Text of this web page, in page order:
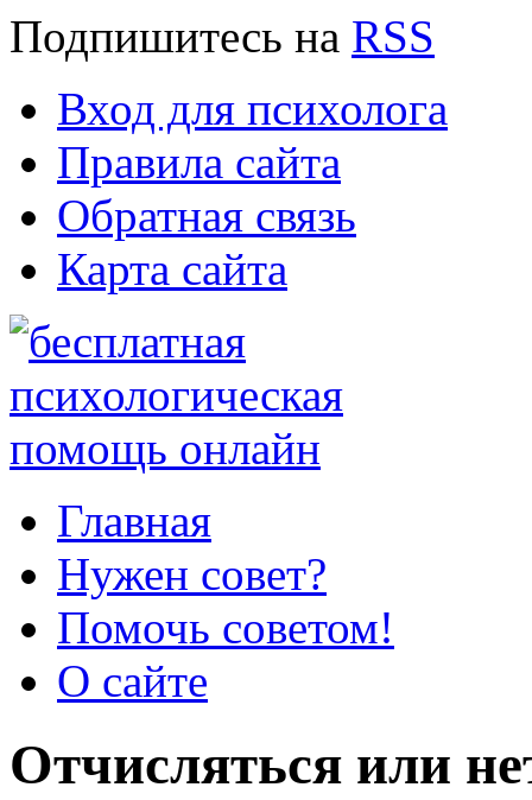
Подпишитесь на RSS
Вход для психолога
Правила сайта
Обратная связь
Карта сайта
Главная
Нужен совет?
Помочь советом!
О сайте
Отчисляться или